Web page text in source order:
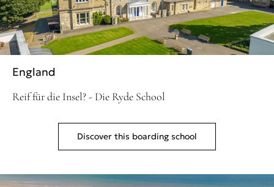
England
Reif für die Insel? - Die Ryde School
Discover this boarding school